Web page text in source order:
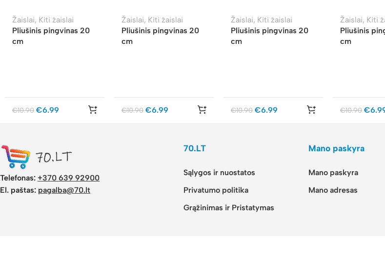
Žaislai, Kiti žaislai
Pliušinis pingvinas 20
cm
€10.90 €6.99
Žaislai, Kiti žaislai
Pliušinis pingvinas 20
cm
€10.90 €6.99
Žaislai, Kiti žaislai
Pliušinis pingvinas 20
cm
€10.90 €6.99
Žaislai, Kiti
Pliušinis
cm
€10.90 €
Telefonas: +370 639 92900
El. paštas: pagalba@70.lt
70.LT
Sąlygos ir nuostatos
Privatumo politika
Grąžinimas ir Pristatymas
Mano paskyra
Mano paskyra
Mano adresas